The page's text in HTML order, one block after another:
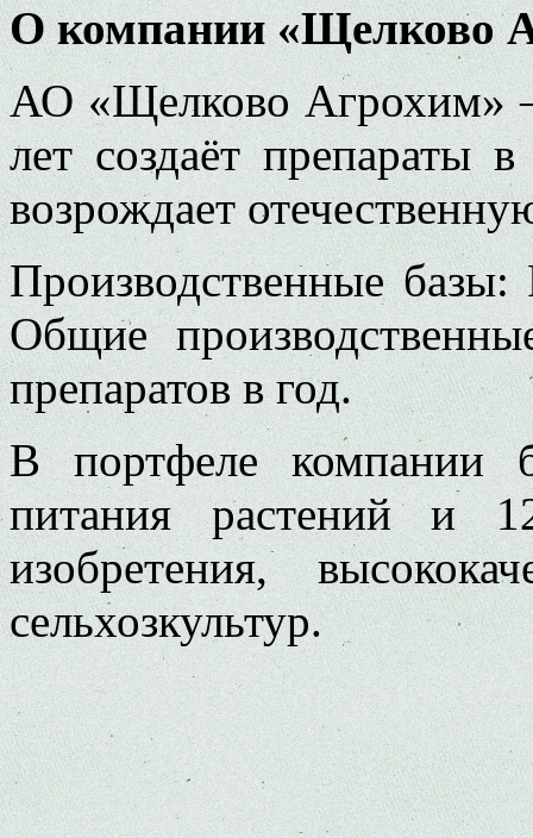
О компании «Щелково
АО «Щелково Агрохим»
лет создаёт препараты
возрождает
Производственные базы:
Общие
препаратов в год.
В портфеле компании
питания растений и
изобретения,
сельхозкультур.